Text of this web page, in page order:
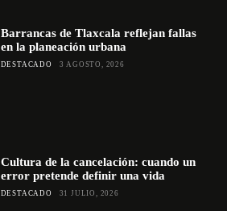
Barrancas de Tlaxcala reflejan fallas
en la planeación urbana
DESTACADO 3 AGOSTO, 2026
Cultura de la cancelación: cuando un
error pretende definir una vida
DESTACADO 31 JULIO, 2026